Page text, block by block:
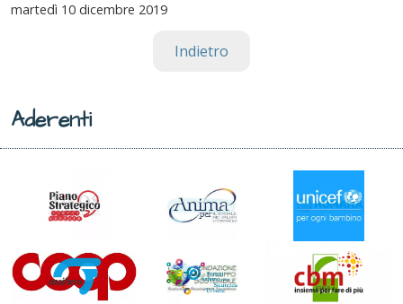
martedì 10 dicembre 2019
Indietro
Aderenti